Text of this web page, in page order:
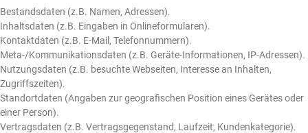
Bestandsdaten (z.B. Namen, Adressen).
Inhaltsdaten (z.B. Eingaben in Onlineformularen).
Kontaktdaten (z.B. E-Mail, Telefonnummern).
Meta-/Kommunikationsdaten (z.B. Geräte-Informationen, IP-Adressen).
Nutzungsdaten (z.B. besuchte Webseiten, Interesse an Inhalten,
Zugriffszeiten).
Standortdaten (Angaben zur geografischen Position eines Gerätes oder
einer Person).
Vertragsdaten (z.B. Vertragsgegenstand, Laufzeit, Kundenkategorie).